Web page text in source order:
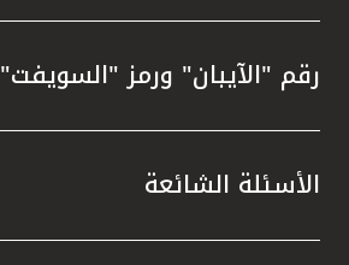
رقم "الآيبان" ورمز "السويفت"
الأسئلة الشائعة